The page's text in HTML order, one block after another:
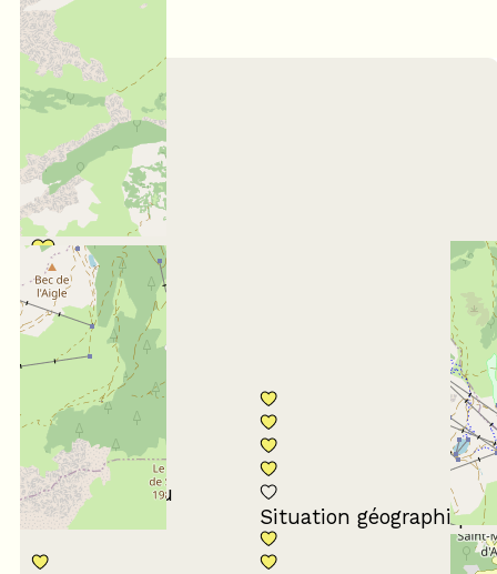
4,2
Février 2025
THIERRY
55 à 64 ans
En famille
Note :
5
/ 5
Conformité du
descriptif
Situation géographique